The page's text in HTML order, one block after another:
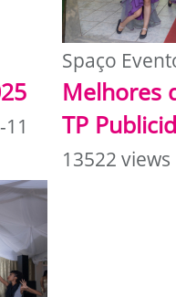
Spaço
Melhores
TP
13522